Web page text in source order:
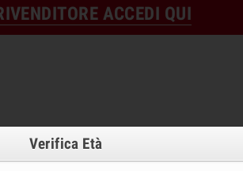
ACCEDI QUI
Verifica Età